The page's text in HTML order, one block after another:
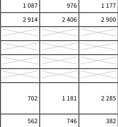
1 087 976
1 177
2 914 2 406
2 900
702 1 181 2 285
562 746 382